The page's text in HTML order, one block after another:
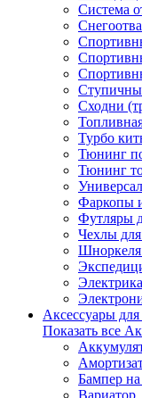
Система
Сходни
Турбо
Тюнинг
Тюнинг
Фаркопы
Футляры
Чехлы
Шноркеля
Аксессуары
Показать все
Бампер на
Вариатор